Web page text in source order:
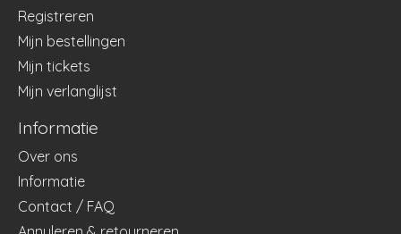
Registreren
Mijn bestellingen
Mijn tickets
Mijn verlanglijst
Informatie
Over ons
Informatie
Contact / FAQ